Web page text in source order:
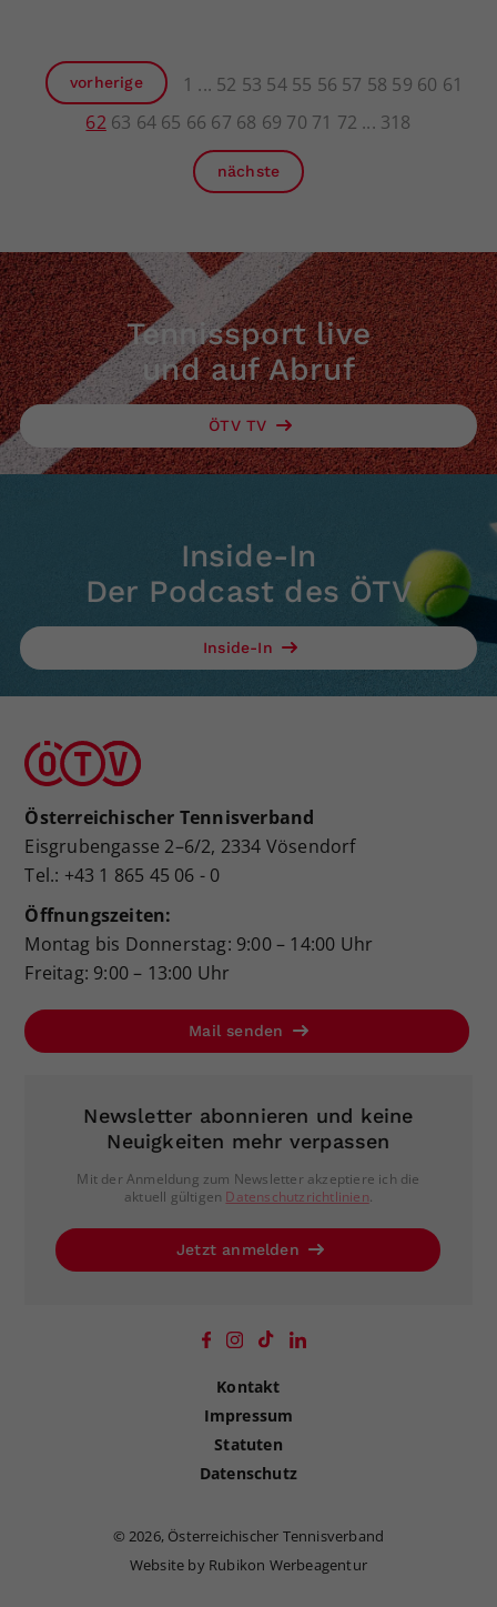
vorherige 1 52 53 54 55 56 57 58 59 60 61
62 63 64 65 66 67 68 69 70 71 72 318
nächste
Tennissport live
und auf Abruf
ÖTV TV
Inside-In
Der Podcast des ÖTV
Inside-In
Österreichischer Tennisverband
Eisgrubengasse 2–6/2, 2334 Vösendorf
Tel.: +43 1 865 45 06 - 0
Öffnungszeiten:
Montag bis Donnerstag: 9:00 – 14:00 Uhr
Freitag: 9:00 – 13:00 Uhr
Mail senden
Newsletter abonnieren und keine
Neuigkeiten mehr verpassen
Mit der Anmeldung zum Newsletter akzeptiere ich die
aktuell gültigen Datenschutzrichtlinien.
Jetzt anmelden
Kontakt
Impressum
Statuten
Datenschutz
©2026, Österreichischer Tennisverband
Website by Rubikon Werbeagentur